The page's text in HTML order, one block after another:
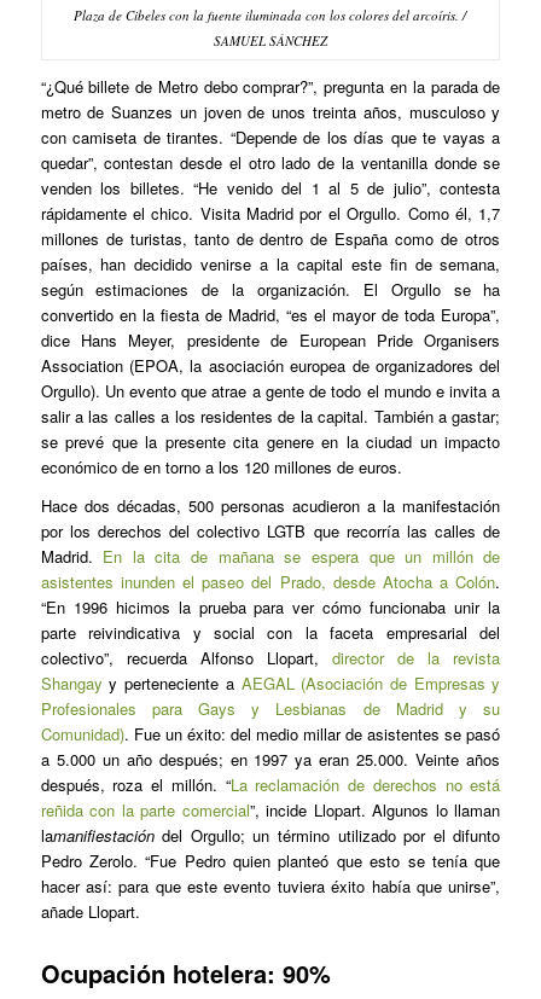
Plaza de Cibeles con la fuente iluminada con los colores del arcoíris. /
SAMUEL SÁNCHEZ
“¿Qué billete de Metro debo comprar?”, pregunta en la parada de
metro de Suanzes un joven de unos treinta años, musculoso y
con camiseta de tirantes. “Depende de los días que te vayas a
quedar”, contestan desde el otro lado de la ventanilla donde se
venden los billetes. “He venido del 1 al 5 de julio”, contesta
rápidamente el chico. Visita Madrid por el Orgullo. Como él, 1,7
millones de turistas, tanto de dentro de España como de otros
países, han decidido venirse a la capital este fin de semana,
según estimaciones de la organización. El Orgullo se ha
convertido en la fiesta de Madrid, “es el mayor de toda Europa”,
dice Hans Meyer, presidente de European Pride Organisers
Association (EPOA, la asociación europea de organizadores del
Orgullo). Un evento que atrae a gente de todo el mundo e invita a
salir a las calles a los residentes de la capital. También a gastar;
se prevé que la presente cita genere en la ciudad un impacto
económico de en torno a los 120 millones de euros.
Hace dos décadas, 500 personas acudieron a la manifestación
por los derechos del colectivo LGTB que recorría las calles de
Madrid. En la cita de mañana se espera que un millón de
asistentes inunden el paseo del Prado, desde Atocha a Colón.
“En 1996 hicimos la prueba para ver cómo funcionaba unir la
parte reivindicativa y social con la faceta empresarial del
colectivo”, recuerda Alfonso Llopart,director de la revista
Shangay y perteneciente a AEGAL (Asociación de Empresas y
Profesionales para Gays y Lesbianas de Madrid y su
Comunidad). Fue un éxito: del medio millar de asistentes se pasó
a 5.000 un año después; en 1997 ya eran 25.000. Veinte años
después, roza el millón. “La reclamación de derechos no está
reñida con la parte comercial”, incide Llopart. Algunos lo llaman
lamanifiestacióndel Orgullo; un término utilizado por el difunto
Pedro Zerolo. “Fue Pedro quien planteó que esto se tenía que
hacer así: para que este evento tuviera éxito había que unirse”,
añade Llopart.
Ocupación hotelera: 90%